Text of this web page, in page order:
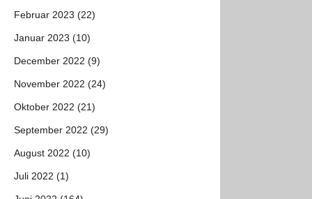
Februar 2023 (22)
Januar 2023 (10)
December 2022 (9)
November 2022 (24)
Oktober 2022 (21)
September 2022 (29)
August 2022 (10)
Juli 2022 (1)